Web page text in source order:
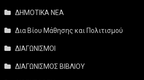
ΔΗΜΟΤΙΚΑ ΝΕΑ
Δια Βίου Μάθησης και Πολιτισμού
ΔΙΑΓΩΝΙΣΜΟΙ
ΔΙΑΓΩΝΙΣΜΟΣ ΒΙΒΛΙΟΥ